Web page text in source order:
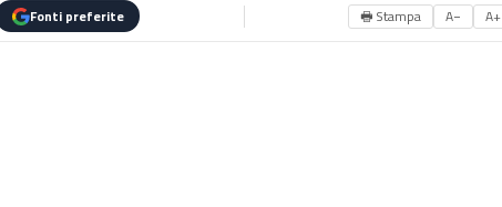
Fonti preferite 🖶 Stampa A− A+